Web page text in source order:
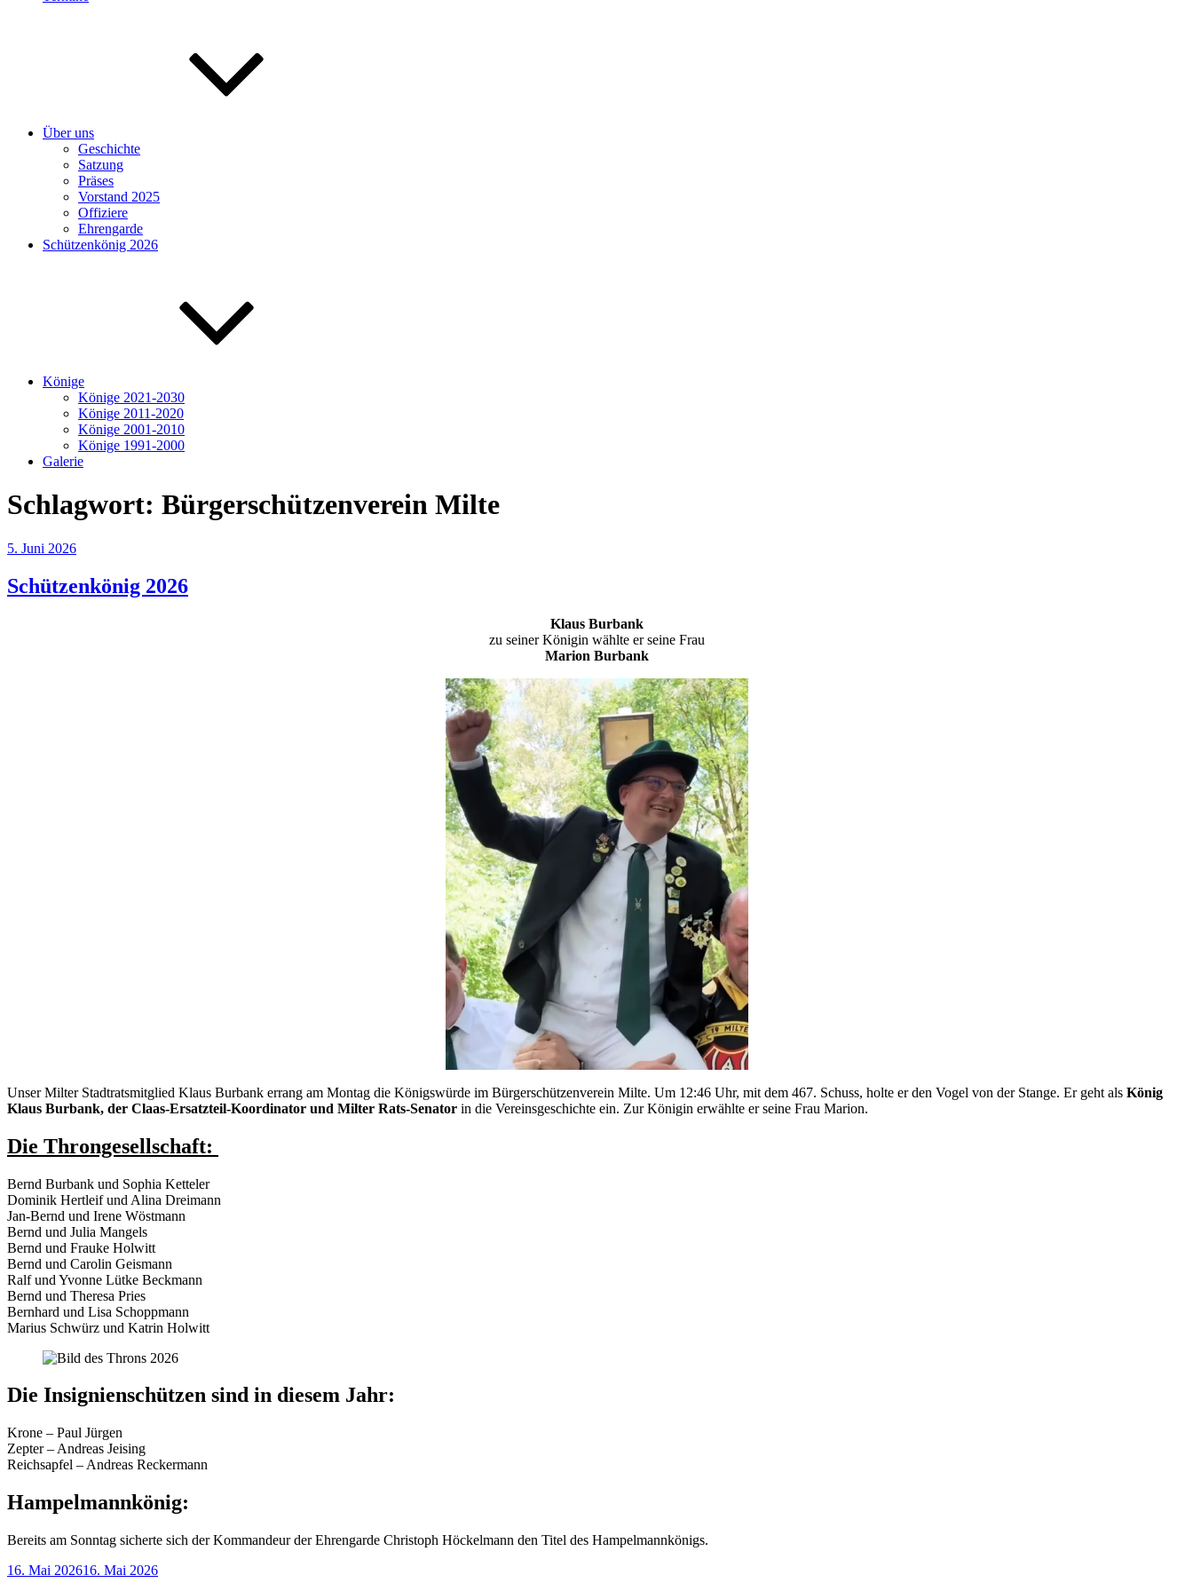
Über uns
Geschichte
Satzung
Präses
Vorstand 2025
Offiziere
Ehrengarde
Schützenkönig 2026
Könige
Könige 2021-2030
Könige 2011-2020
Könige 2001-2010
Könige 1991-2000
Galerie
Schlagwort: Bürgerschützenverein Milte
Veröffentlicht
5. Juni 2026
Schützenkönig 2026
Klaus Burbank
zu seiner Königin wählte er seine Frau
Marion Burbank
Unser Milter Stadtratsmitglied Klaus Burbank errang am Montag die Königswürde im Bürgerschützenverein Milte. Um 12:46 Uhr, mit dem 467. Schuss, holte er den Vogel von der Stange. Er geht als König
Klaus Burbank, der Claas-Ersatzteil-Koordinator und Milter Rats-Senator in die Vereinsgeschichte ein. Zur Königin erwählte er seine Frau Marion.
Die Throngesellschaft:
Bernd Burbank und Sophia Ketteler
Dominik Hertleif und Alina Dreimann
Jan-Bernd und Irene Wöstmann
Bernd und Julia Mangels
Bernd und Frauke Holwitt
Bernd und Carolin Geismann
Ralf und Yvonne Lütke Beckmann
Bernd und Theresa Pries
Bernhard und Lisa Schoppmann
Marius Schwürz und Katrin Holwitt
Die Insignienschützen sind in diesem Jahr:
Krone – Paul Jürgen
Zepter – Andreas Jeising
Reichsapfel – Andreas Reckermann
Hampelmannkönig:
Bereits am Sonntag sicherte sich der Kommandeur der Ehrengarde Christoph Höckelmann den Titel des Hampelmannkönigs.
Veröffentlicht
16. Mai 202616. Mai 2026